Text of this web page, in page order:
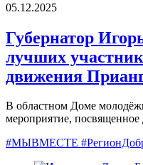
05.12.2025
Губернатор
лучших
движения
В областном Доме
мероприятие,
#МЫВМЕСТЕ